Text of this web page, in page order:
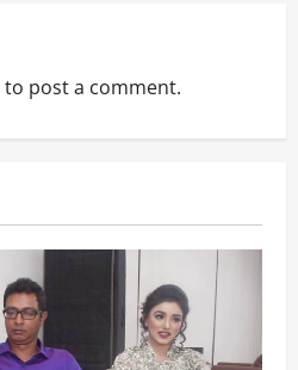
to post a comment.